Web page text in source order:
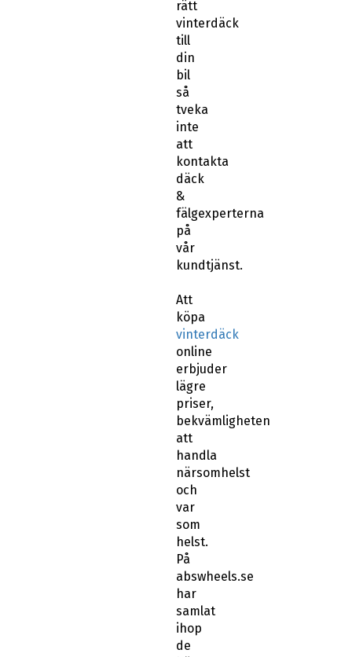
vinterdäck
till
din
bil
så
tveka
inte
att
kontakta
däck
&
fälgexperterna
på
vår
kundtjänst.
köpa
vinterdäck
online
erbjuder
lägre
priser,
bekvämligheten
att
handla
närsomhelst
och
var
som
helst.
På
abswheels.se
har
samlat
ihop
de
bästa